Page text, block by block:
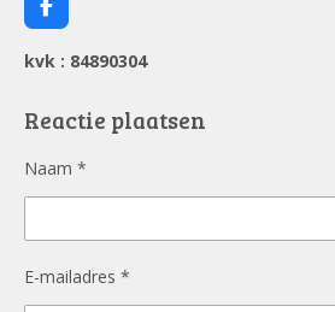
F
a
c
e
o
kvk : 84890304
Reactie plaatsen
Naam *
E-mailadres *